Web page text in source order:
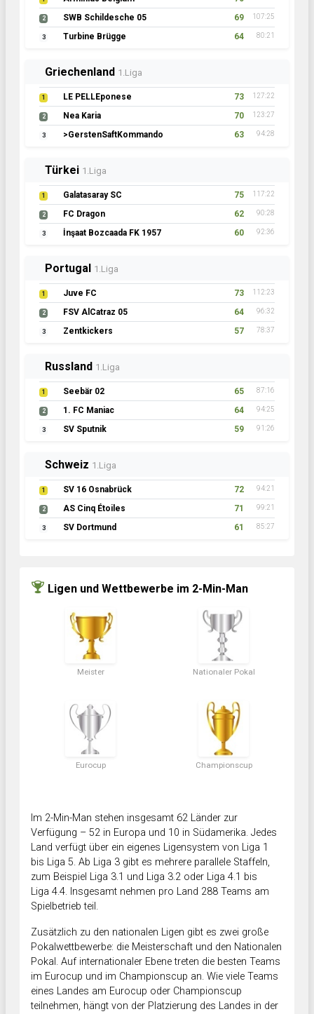
2 SWB Schildesche 05 69 107:25
3 Turbine Brügge 64 80:21
Griechenland 1.Liga
1 LE PELLEponese 73 127:22
2 Nea Karia 70 123:27
3 >GerstenSaftKommando 63 94:28
Türkei 1.Liga
1 Galatasaray SC 75 117:22
2 FC Dragon 62 90:28
3 İnşaat Bozcaada FK 1957 60 92:36
Portugal 1.Liga
1 Juve FC 73 112:23
2 FSV AlCatraz 05 64 96:32
3 Zentkickers 57 78:37
Russland 1.Liga
1 Seebär 02 65 87:16
2 1. FC Maniac 64 94:25
3 SV Sputnik 59 91:26
Schweiz 1.Liga
1 SV 16 Osnabrück 72 94:21
2 AS Cinq Étoiles 71 99:21
3 SV Dortmund 61 85:27
Ligen und Wettbewerbe im 2-Min-Man
Meister Nationaler Pokal
Eurocup Championscup
Im 2-Min-Man stehen insgesamt 62 Länder zur
Verfügung – 52 in Europa und 10 in Südamerika. Jedes
Land verfügt über ein eigenes Ligensystem von Liga 1
bis Liga 5. Ab Liga 3 gibt es mehrere parallele Staffeln,
zum Beispiel Liga 3.1 und Liga 3.2 oder Liga 4.1 bis
Liga 4.4. Insgesamt nehmen pro Land 288 Teams am
Spielbetrieb teil.
Zusätzlich zu den nationalen Ligen gibt es zwei große
Pokalwettbewerbe: die Meisterschaft und den Nationalen
Pokal. Auf internationaler Ebene treten die besten Teams
im Eurocup und im Championscup an. Wie viele Teams
eines Landes am Eurocup oder Championscup
teilnehmen, hängt von der Platzierung des Landes in der